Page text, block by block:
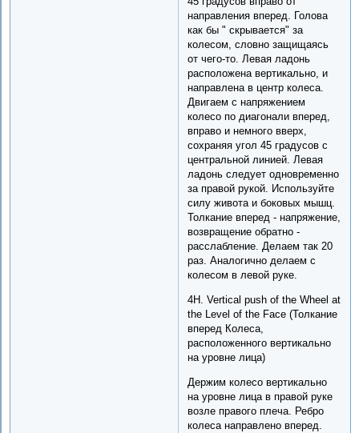
направления вперед. Голова
как бы " скрывается" за
колесом, словно защищаясь
от чего-то. Левая ладонь
расположена вертикально, и
направлена в центр колеса.
Двигаем с напряжением
колесо по диагонали вперед,
вправо и немного вверх,
сохраняя угол 45 градусов с
центральной линией. Левая
ладонь следует одновременно
за правой рукой. Используйте
силу живота и боковых мышц.
Толкание вперед - напряжение,
возвращение обратно -
расслабление. Делаем так 20
раз. Аналогично делаем с
колесом в левой руке.
4H. Vertical push of the Wheel at
the Level of the Face (Толкание
вперед Колеса,
расположенного вертикально
на уровне лица)
Держим колесо вертикально
на уровне лица в правой руке
возле правого плеча. Ребро
колеса направлено вперед.